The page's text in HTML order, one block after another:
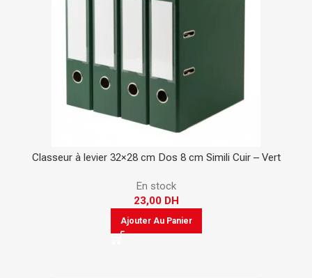
Classeur à levier 32×28 cm Dos 8 cm Simili Cuir – Vert
En stock
23,00 DH
Ajouter Au Panier